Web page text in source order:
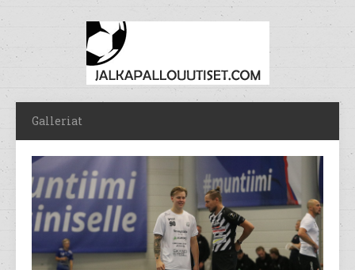
Galleriat